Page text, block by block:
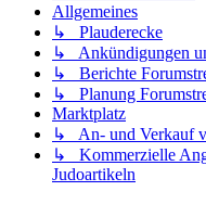
Allgemeines
↳ Plauderecke
↳ Ankündigungen
↳ Berichte
↳ Planung
Marktplatz
↳ An- und Verkauf
↳ Kommerzielle
Judoartikeln